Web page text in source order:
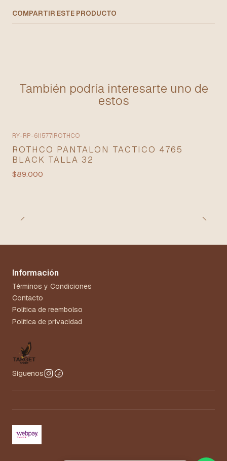
COMPARTIR ESTE PRODUCTO
También podría interesarte uno de
estos
RY-RP-611577 ROTHCO
ROTHCO PANTALON TACTICO 4765
BLACK TALLA 32
$89.000
Información
Términos y Condiciones
Contacto
Política de reembolso
Política de privacidad
Síguenos